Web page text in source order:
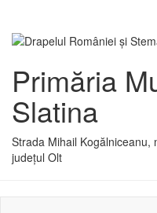
Primăria
Slatina
Strada Mihail Kogălniceanu,
județul Olt